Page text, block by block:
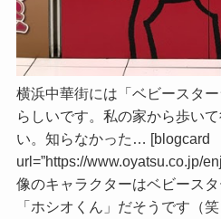
横浜中華街には「ベビースタ
らしいです。私の家から歩い
い。知らなかった… [blogcard
url=”https://www.oyatsu.co.jp/
像のキャラクターはベビース
「ホシオくん」だそうです（笑